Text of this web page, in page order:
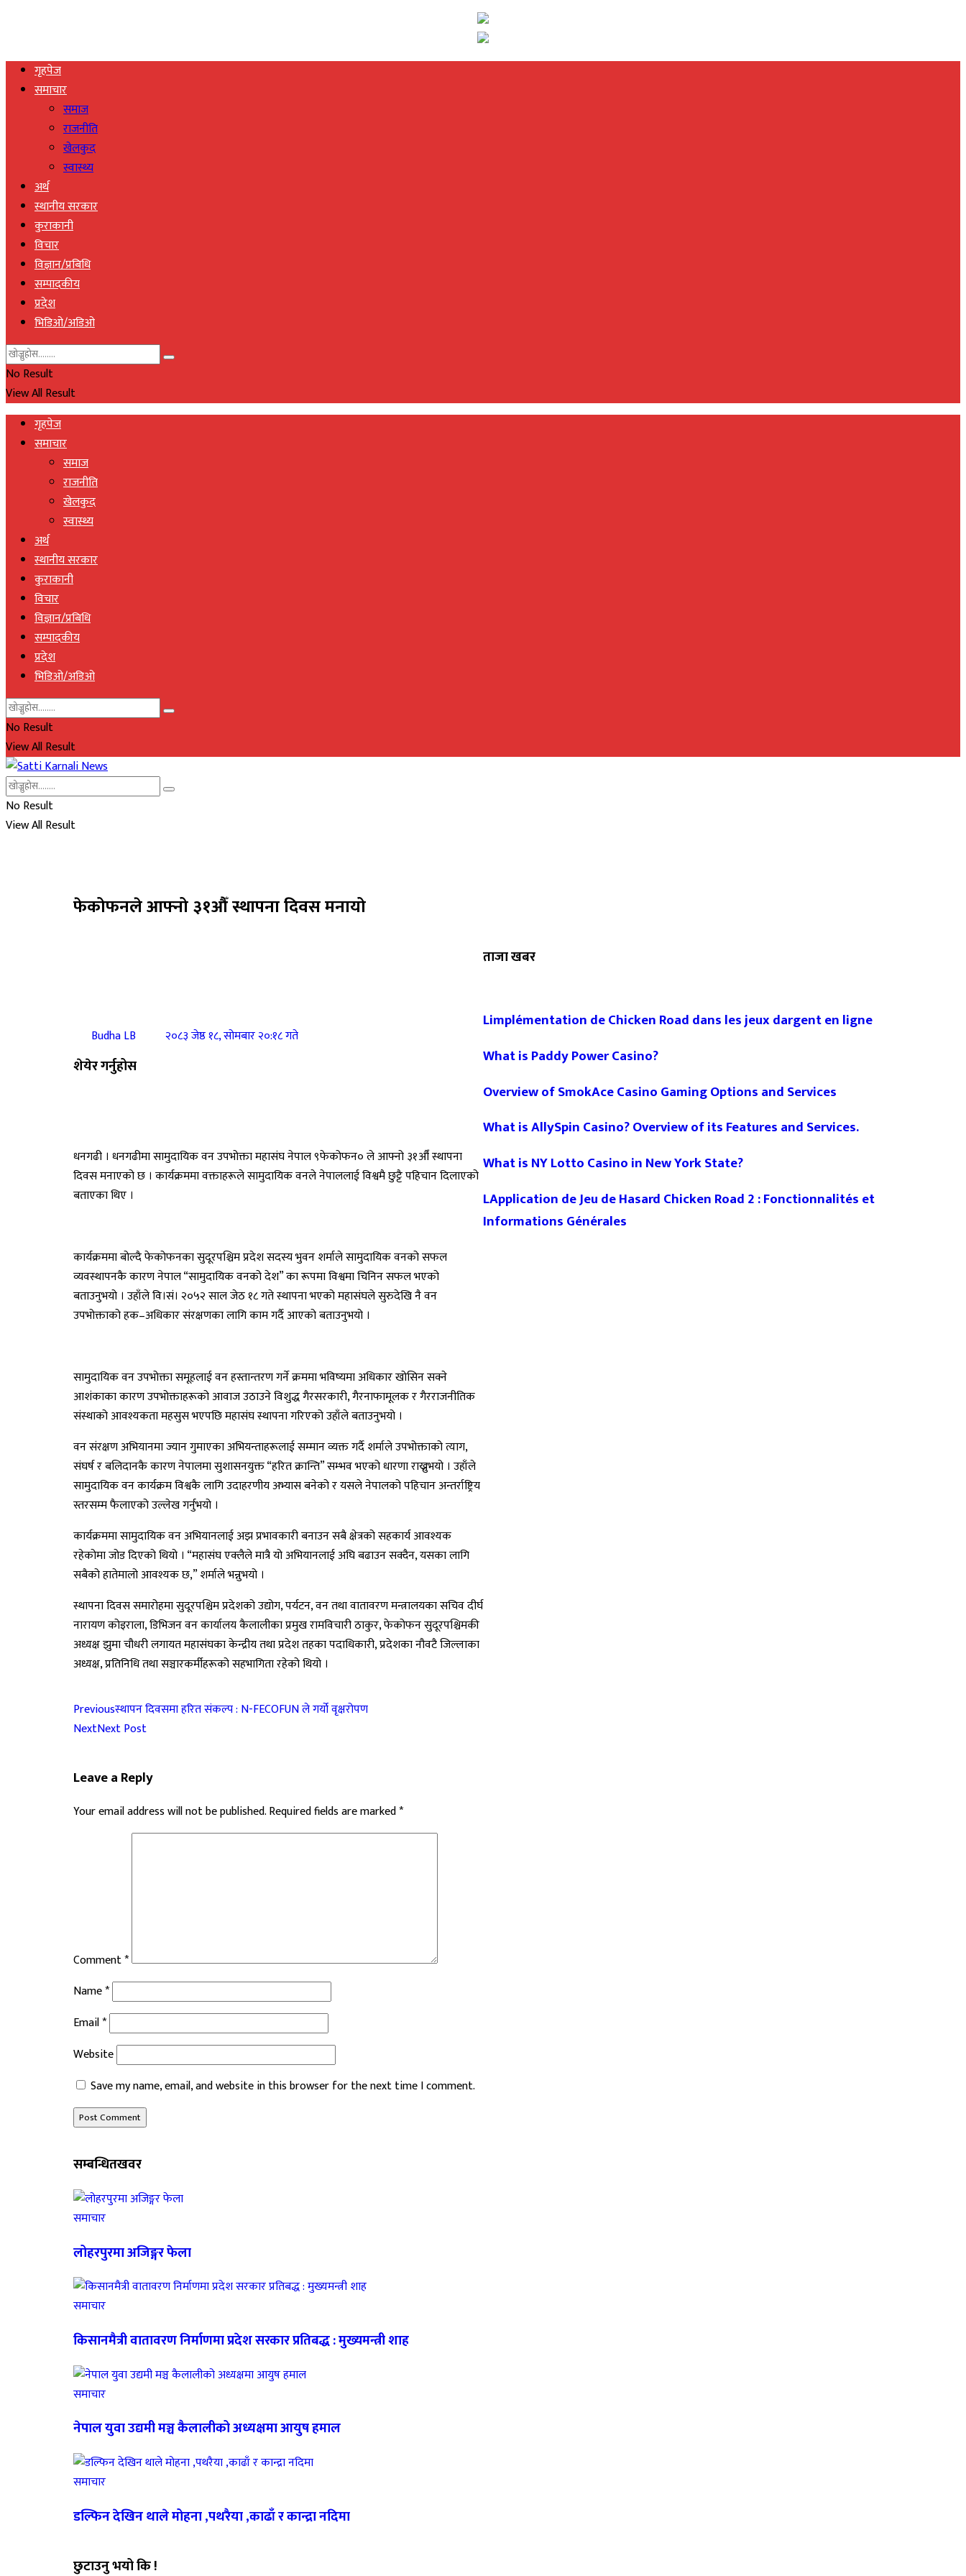
गृहपेज
समाचार
समाज
राजनीति
खेलकुद
स्वास्थ्य
अर्थ
स्थानीय सरकार
कुराकानी
विचार
विज्ञान/प्रबिधि
सम्पादकीय
प्रदेश
भिडिओ/अडिओ
No Result
View All Result
गृहपेज
समाचार
समाज
राजनीति
खेलकुद
स्वास्थ्य
अर्थ
स्थानीय सरकार
कुराकानी
विचार
विज्ञान/प्रबिधि
सम्पादकीय
प्रदेश
भिडिओ/अडिओ
No Result
View All Result
No Result
View All Result
फेकोफनले आफ्नो ३१औँ स्थापना दिवस मनायो
Budha LB २०८३ जेष्ठ १८, सोमबार २०:१८ गते
शेयेर गर्नुहोस
धनगढी । धनगढीमा सामुदायिक वन उपभोक्ता महासंघ नेपाल ९फेकोफन० ले आफ्नो ३१औँ स्थापना
दिवस मनाएको छ । कार्यक्रममा वक्ताहरूले सामुदायिक वनले नेपाललाई विश्वमै छुट्टै पहिचान दिलाएको
बताएका थिए ।
कार्यक्रममा बोल्दै फेकोफनका सुदूरपश्चिम प्रदेश सदस्य भुवन शर्माले सामुदायिक वनको सफल
व्यवस्थापनकै कारण नेपाल “सामुदायिक वनको देश” का रूपमा विश्वमा चिनिन सफल भएको
बताउनुभयो । उहाँले वि।सं। २०५२ साल जेठ १८ गते स्थापना भएको महासंघले सुरुदेखि नै वन
उपभोक्ताको हक–अधिकार संरक्षणका लागि काम गर्दै आएको बताउनुभयो ।
सामुदायिक वन उपभोक्ता समूहलाई वन हस्तान्तरण गर्ने क्रममा भविष्यमा अधिकार खोसिन सक्ने
आशंकाका कारण उपभोक्ताहरूको आवाज उठाउने विशुद्ध गैरसरकारी, गैरनाफामूलक र गैरराजनीतिक
संस्थाको आवश्यकता महसुस भएपछि महासंघ स्थापना गरिएको उहाँले बताउनुभयो ।
वन संरक्षण अभियानमा ज्यान गुमाएका अभियन्ताहरूलाई सम्मान व्यक्त गर्दै शर्माले उपभोक्ताको त्याग,
संघर्ष र बलिदानकै कारण नेपालमा सुशासनयुक्त “हरित क्रान्ति” सम्भव भएको धारणा राख्नुभयो । उहाँले
सामुदायिक वन कार्यक्रम विश्वकै लागि उदाहरणीय अभ्यास बनेको र यसले नेपालको पहिचान अन्तर्राष्ट्रिय
स्तरसम्म फैलाएको उल्लेख गर्नुभयो ।
कार्यक्रममा सामुदायिक वन अभियानलाई अझ प्रभावकारी बनाउन सबै क्षेत्रको सहकार्य आवश्यक
रहेकोमा जोड दिएको थियो । “महासंघ एक्लैले मात्रै यो अभियानलाई अघि बढाउन सक्दैन, यसका लागि
सबैको हातेमालो आवश्यक छ,” शर्माले भन्नुभयो ।
स्थापना दिवस समारोहमा सुदूरपश्चिम प्रदेशको उद्योग, पर्यटन, वन तथा वातावरण मन्त्रालयका सचिव दीर्घ
नारायण कोइराला, डिभिजन वन कार्यालय कैलालीका प्रमुख रामविचारी ठाकुर, फेकोफन सुदूरपश्चिमकी
अध्यक्ष झुमा चौधरी लगायत महासंघका केन्द्रीय तथा प्रदेश तहका पदाधिकारी, प्रदेशका नौवटै जिल्लाका
अध्यक्ष, प्रतिनिधि तथा सञ्चारकर्मीहरूको सहभागिता रहेको थियो ।
Previousस्थापन दिवसमा हरित संकल्प : N-FECOFUN ले गर्यो वृक्षरोपण
NextNext Post
Leave a Reply
Your email address will not be published.Required fields are marked*
Comment*
Name*
Email*
Website
Save my name, email, and website in this browser for the next time I comment.
ताजा खबर
Limplémentation de Chicken Road dans les jeux dargent en ligne
What is Paddy Power Casino?
Overview of SmokAce Casino Gaming Options and Services
What is AllySpin Casino? Overview of its Features and Services.
What is NY Lotto Casino in New York State?
LApplication de Jeu de Hasard Chicken Road 2 : Fonctionnalités et
Informations Générales
सम्बन्धितखवर
समाचार
लोहरपुरमा अजिङ्गर फेला
समाचार
किसानमैत्री वातावरण निर्माणमा प्रदेश सरकार प्रतिबद्ध : मुख्यमन्त्री शाह
समाचार
नेपाल युवा उद्यमी मञ्च कैलालीको अध्यक्षमा आयुष हमाल
समाचार
डल्फिन देखिन थाले मोहना ,पथरैया ,काढाँ र कान्द्रा नदिमा
छुटाउनु भयो कि !